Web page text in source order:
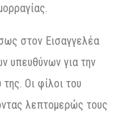
στον Εισαγγελέα
υπευθύνων για την
Οι φίλοι του
λεπτομερώς τους